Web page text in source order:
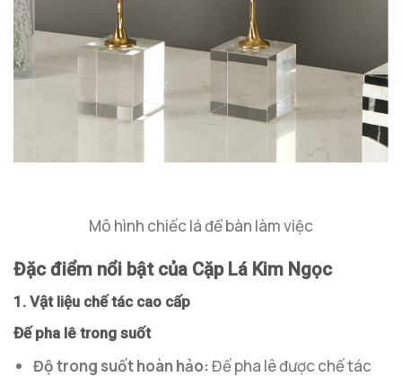
Mô hình chiếc lá để bàn làm việc
Đặc điểm nổi bật của Cặp Lá Kim Ngọc
1. Vật liệu chế tác cao cấp
Đế pha lê trong suốt
Độ trong suốt hoàn hảo:Đế pha lê được chế tác